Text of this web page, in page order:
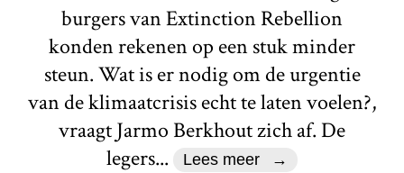
burgers van Extinction Rebellion
konden rekenen op een stuk minder
steun. Wat is er nodig om de urgentie
van de klimaatcrisis echt te laten voelen?,
vraagt Jarmo Berkhout zich af. De
legers...
Lees meer